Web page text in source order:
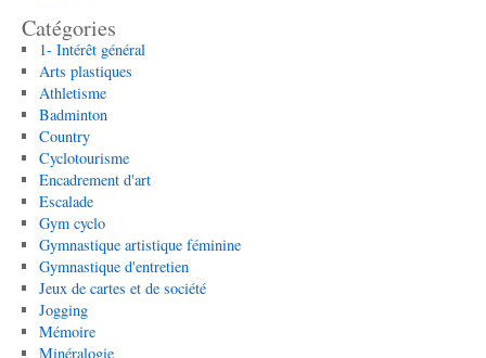
Catégories
1- Intérêt général
Arts plastiques
Athletisme
Badminton
Country
Cyclotourisme
Encadrement d'art
Escalade
Gym cyclo
Gymnastique artistique féminine
Gymnastique d'entretien
Jeux de cartes et de société
Jogging
Mémoire
Minéralogie